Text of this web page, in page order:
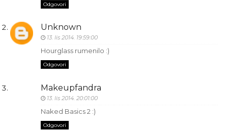
Odgovori
Unknown
13. lis 2014. 19:59:00
Hourglass rumenilo :)
Odgovori
Makeupfandra
13. lis 2014. 20:01:00
Naked Basics 2 :)
Odgovori